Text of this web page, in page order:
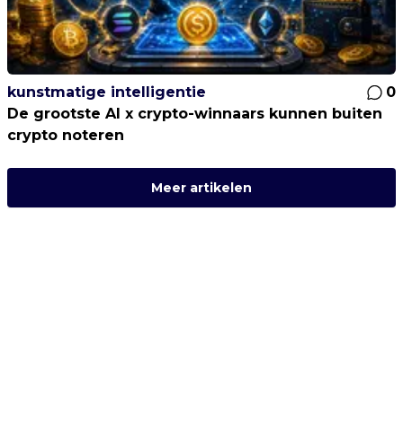
kunstmatige intelligentie
0
De grootste AI x crypto-winnaars kunnen buiten
crypto noteren
Meer artikelen